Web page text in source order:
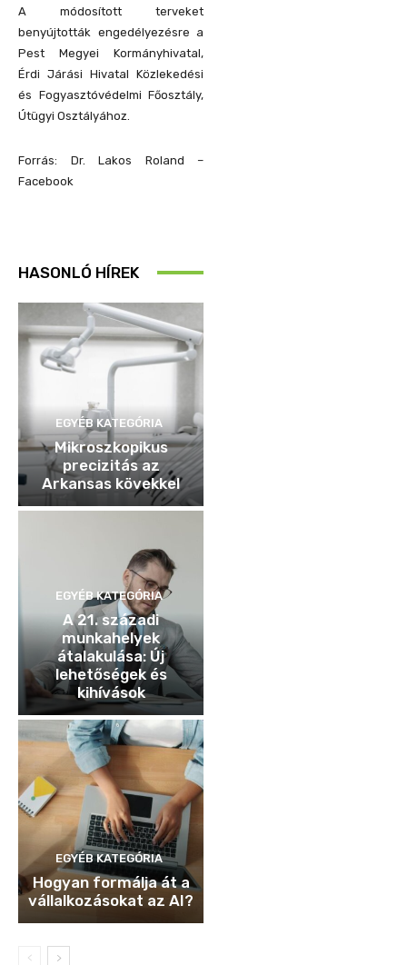
A módosított terveket
benyújtották engedélyezésre a
Pest Megyei Kormányhivatal,
Érdi Járási Hivatal Közlekedési
és Fogyasztóvédelmi Főosztály,
Útügyi Osztályához.
Forrás: Dr. Lakos Roland –
Facebook
HASONLÓ HÍREK
EGYÉB KATEGÓRIA
Mikroszkopikus
precizitás az
Arkansas kövekkel
EGYÉB KATEGÓRIA
A 21. századi
munkahelyek
átalakulása: Új
lehetőségek és
kihívások
EGYÉB KATEGÓRIA
Hogyan formálja át a
vállalkozásokat az AI?